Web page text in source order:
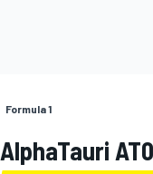
Formula 1
AlphaTauri